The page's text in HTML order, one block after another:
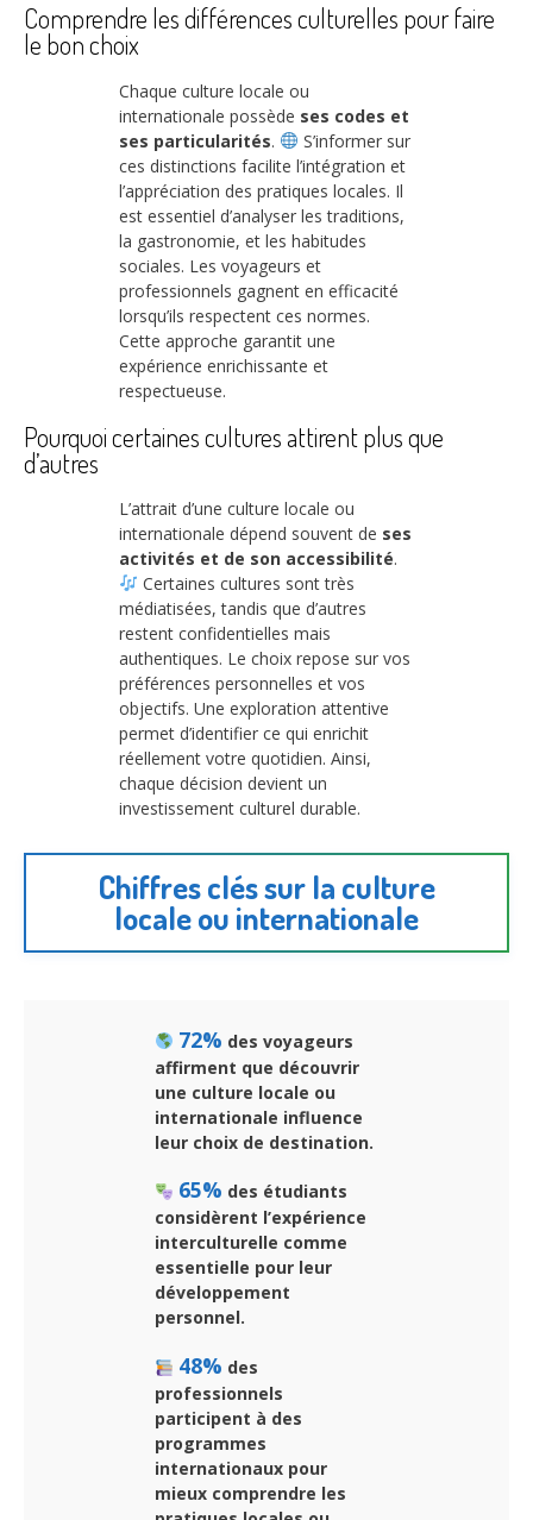
Comprendre les différences culturelles pour faire
le bon choix
Chaque culture locale ou
internationale possède ses codes et
ses particularités.
S’informer sur
ces distinctions facilite l’intégration et
l’appréciation des pratiques locales. Il
est essentiel d’analyser les traditions,
la gastronomie, et les habitudes
sociales. Les voyageurs et
professionnels gagnent en efficacité
lorsqu’ils respectent ces normes.
Cette approche garantit une
expérience enrichissante et
respectueuse.
Pourquoi certaines cultures attirent plus que
d’autres
L’attrait d’une culture locale ou
internationale dépend souvent de ses
activités et de son accessibilité.
Certaines cultures sont très
médiatisées, tandis que d’autres
restent confidentielles mais
authentiques. Le choix repose sur vos
préférences personnelles et vos
objectifs. Une exploration attentive
permet d’identifier ce qui enrichit
réellement votre quotidien. Ainsi,
chaque décision devient un
investissement culturel durable.
Chiffres clés sur la culture
locale ou internationale
72% des voyageurs
affirment que découvrir
une culture locale ou
internationale influence
leur choix de destination.
65% des étudiants
considèrent l’expérience
interculturelle comme
essentielle pour leur
développement
personnel.
48% des
professionnels
participent à des
programmes
internationaux pour
mieux comprendre les